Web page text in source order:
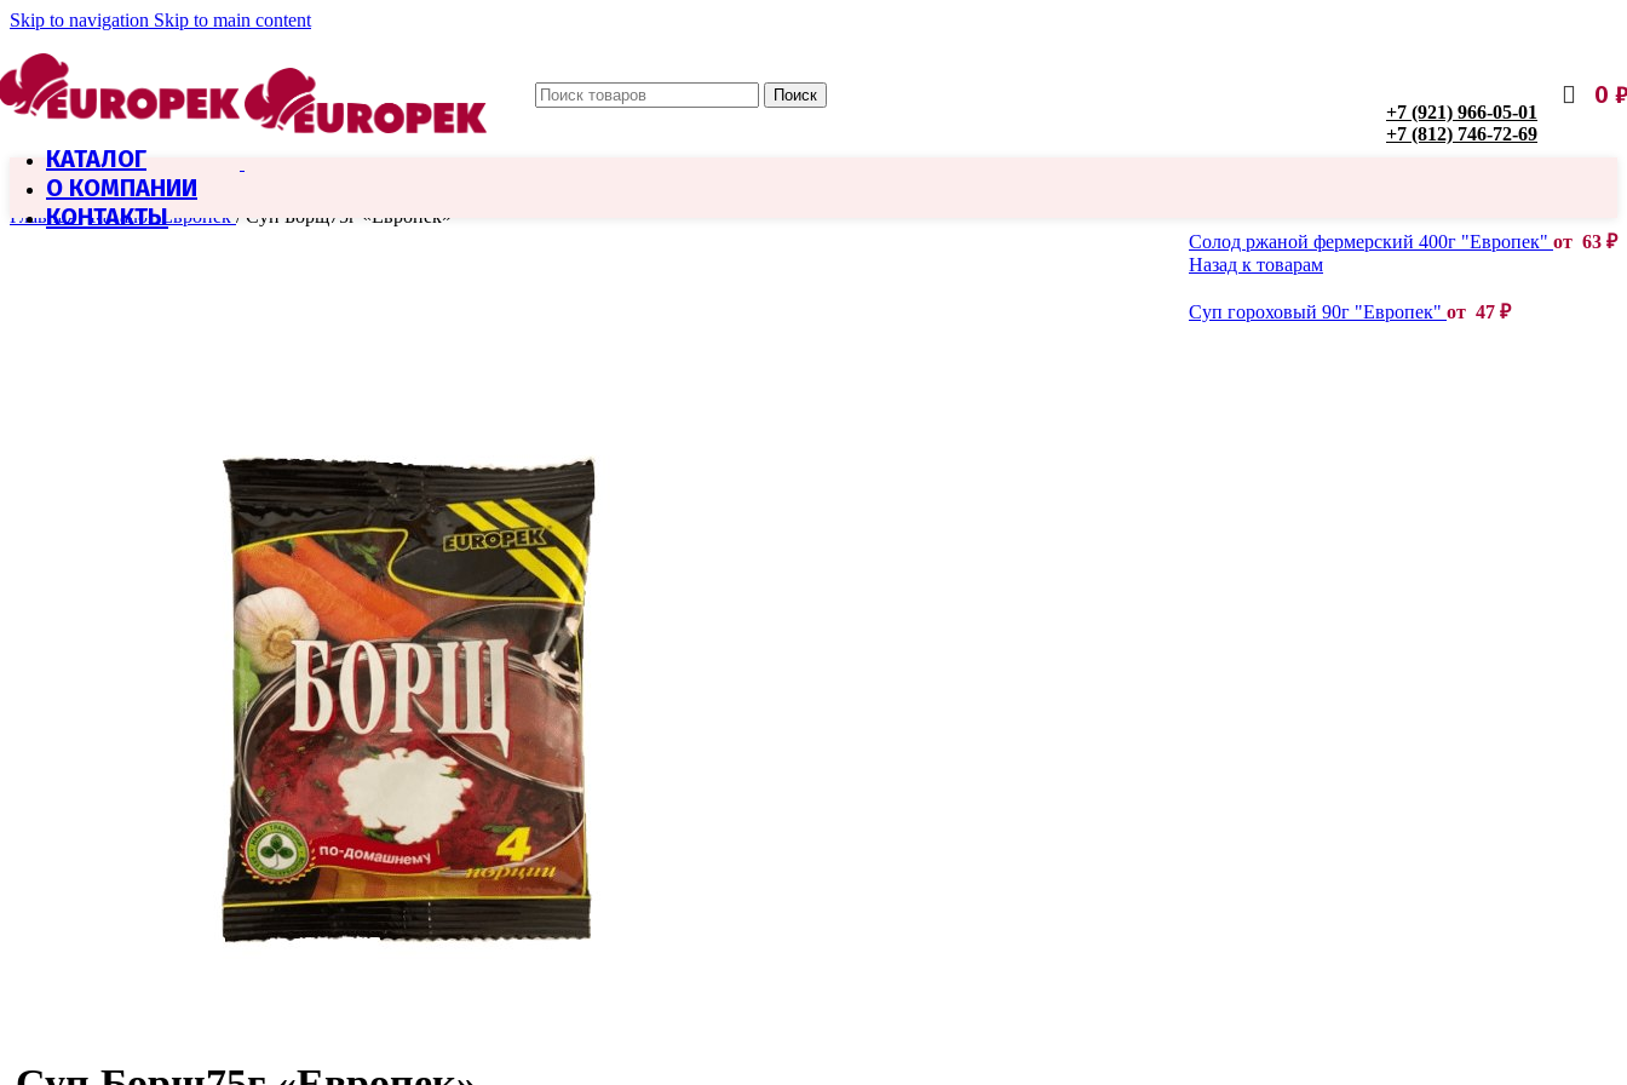
Skip to navigation Skip to main content
Поиск
+7 (921) 966-05-01
+7 (812) 746-72-69
0
КАТАЛОГ
О КОМПАНИИ
КОНТАКТЫ
Главная / Каталог Европек / Суп Борщ75г «Европек»
Солод ржаной фермерский 400г "Европек" от 63 ₽
Назад к товарам
Суп гороховый 90г "Европек" от 47 ₽